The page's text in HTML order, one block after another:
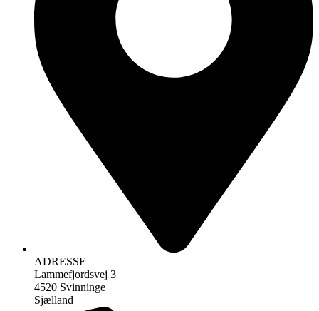
ADRESSE
Lammefjordsvej 3
4520 Svinninge
Sjælland